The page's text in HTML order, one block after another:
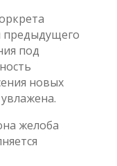
предыдущего
под
новых
желоба